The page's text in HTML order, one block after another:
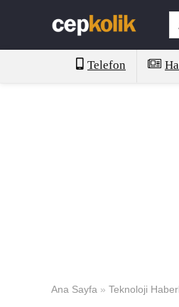
Telefon
Ana Sayfa » Teknoloji